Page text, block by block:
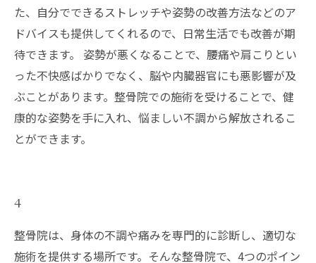
た、自分でできるストレッチや姿勢の改善方法などのア
ドバイスも提供してくれるので、日常生活でも改善が期
待できます。 姿勢が悪くなることで、腰痛や肩こりとい
った不快感ばかりでなく、脳や内臓器官にも悪影響が及
ぶことがあります。整骨院での施術を受けることで、健
康的な姿勢を手に入れ、悩ましい不調から解放されるこ
とができます。
4
整骨院は、身体の不調や痛みを専門的に診断し、適切な
施術を提供する場所です。そんな整骨院で、4つのポイン